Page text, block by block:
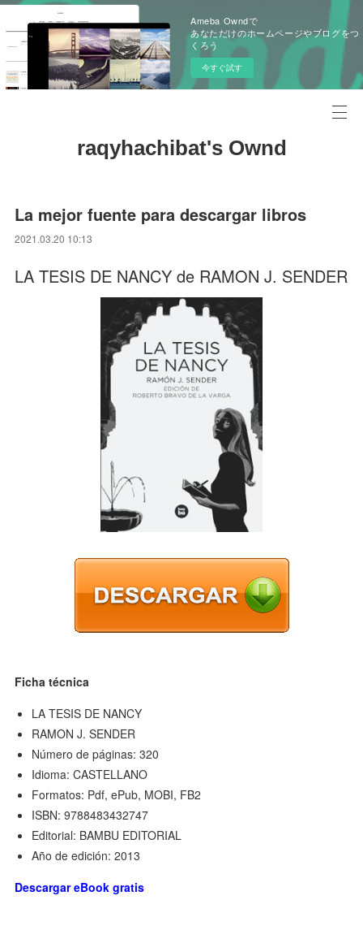
Ameba Owndで
あなただけのホームページやブログをつ
くろう
今すぐ試す
raqyhachibat's Ownd
La mejor fuente para descargar libros
2021.03.20 10:13
LA TESIS DE NANCY de RAMON J. SENDER
Ficha técnica
LA TESIS DE NANCY
RAMON J. SENDER
Número de páginas: 320
Idioma: CASTELLANO
Formatos: Pdf, ePub, MOBI, FB2
ISBN: 9788483432747
Editorial: BAMBU EDITORIAL
Año de edición: 2013
Descargar eBook gratis